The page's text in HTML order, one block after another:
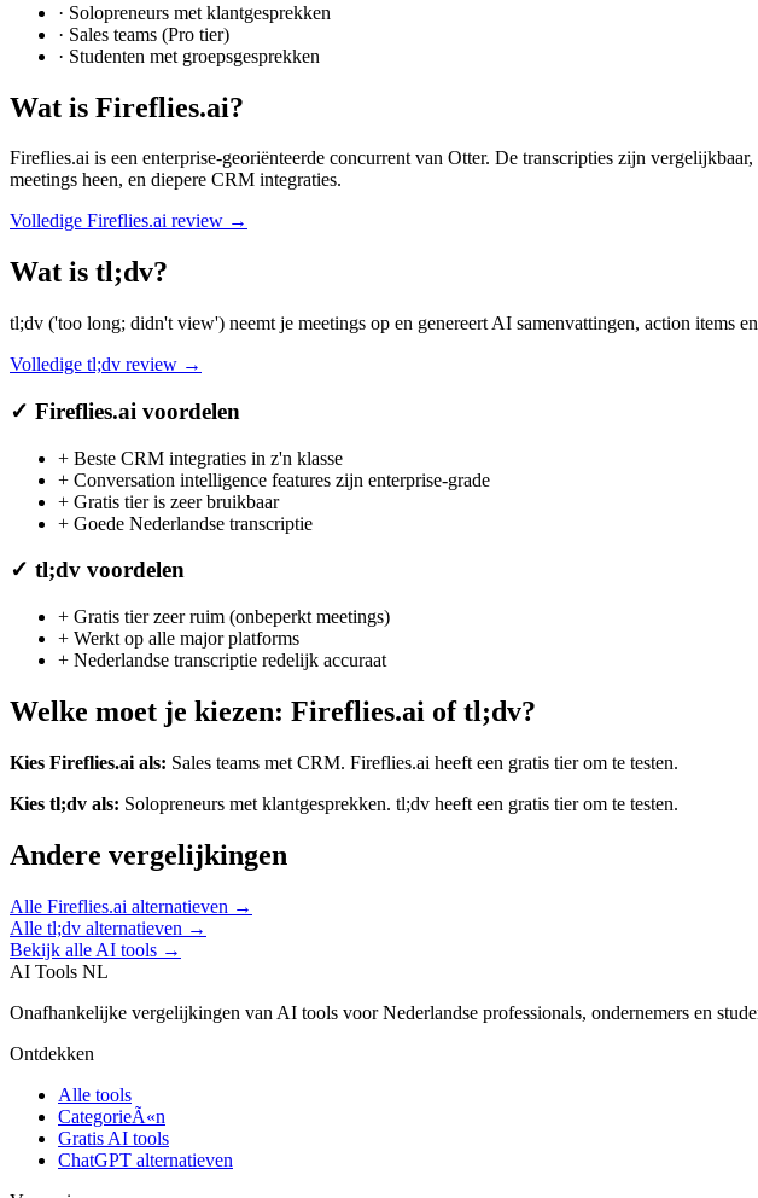
· Solopreneurs met klantgesprekken
· Sales teams (Pro tier)
· Studenten met groepsgesprekken
Wat is Fireflies.ai?
Fireflies.ai is een enterprise-georiënteerde concurrent van Otter. De transcripties zijn
meetings heen, en diepere CRM integraties.
Volledige Fireflies.ai review →
Wat is tl;dv?
tl;dv ('too long; didn't view') neemt je meetings op en genereert AI samenvattingen, action items
Volledige tl;dv review →
✓ Fireflies.ai voordelen
+ Beste CRM integraties in z'n klasse
+ Conversation intelligence features zijn enterprise-grade
+ Gratis tier is zeer bruikbaar
+ Goede Nederlandse transcriptie
✓ tl;dv voordelen
+ Gratis tier zeer ruim (onbeperkt meetings)
+ Werkt op alle major platforms
+ Nederlandse transcriptie redelijk accuraat
Welke moet je kiezen: Fireflies.ai oftl;dv?
Kies Fireflies.ai als: Sales teams met CRM. Fireflies.ai heeft een gratis tier om te testen.
Kies tl;dv als: Solopreneurs met klantgesprekken. tl;dv heeft een gratis tier om te testen.
Andere vergelijkingen
Alle Fireflies.ai alternatieven →
Alle tl;dv alternatieven →
Bekijk alle AI tools →
AI Tools NL
Onafhankelijke vergelijkingen van AI tools voor Nederlandse professionals, ondernemers en
Ontdekken
Alle tools
CategorieÃ«n
Gratis AI tools
ChatGPT alternatieven